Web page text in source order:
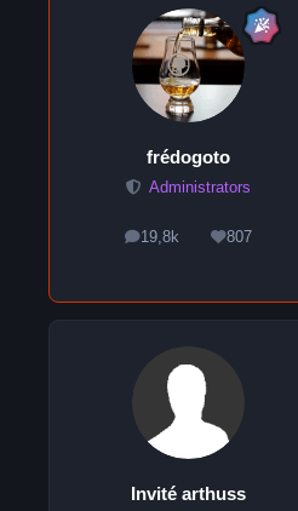
frédogoto
Administrators
19,8k
messages807
Réputation
Invité arthuss